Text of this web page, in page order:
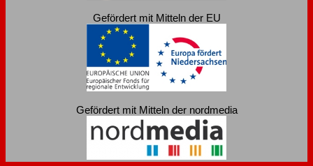
Gefördert mit Mitteln der EU
Gefördert mit Mitteln der nordmedia